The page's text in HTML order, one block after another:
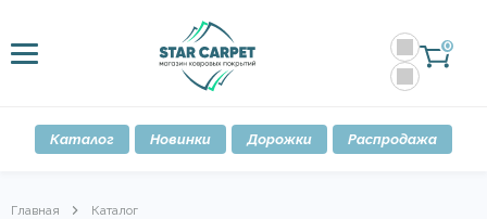
0
Каталог Новинки Дорожки Распродажа
Главная Каталог